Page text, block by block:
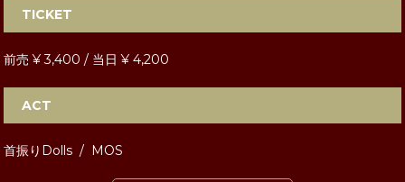
TICKET
前売 ¥ 3,400 / 当日 ¥ 4,200
ACT
首振りDolls / MOS